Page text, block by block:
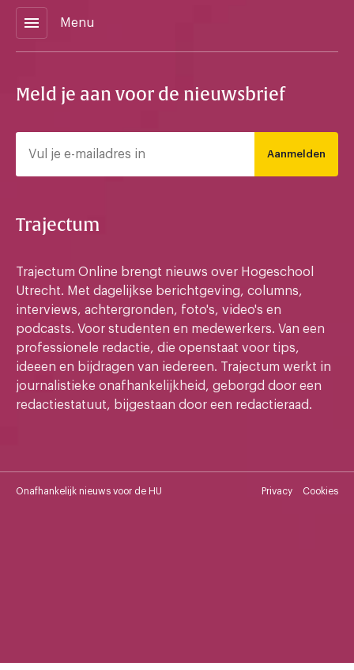
menu Menu
Meld je aan voor de nieuwsbrief
Aanmelden
Trajectum
Trajectum Online brengt nieuws over Hogeschool
Utrecht. Met dagelijkse berichtgeving, columns,
interviews, achtergronden, foto's, video's en
podcasts. Voor studenten en medewerkers. Van een
professionele redactie, die openstaat voor tips,
ideeen en bijdragen van iedereen. Trajectum werkt in
journalistieke onafhankelijkheid, geborgd door een
redactiestatuut, bijgestaan door een redactieraad.
Onafhankelijk nieuws voor de HU Privacy Cookies